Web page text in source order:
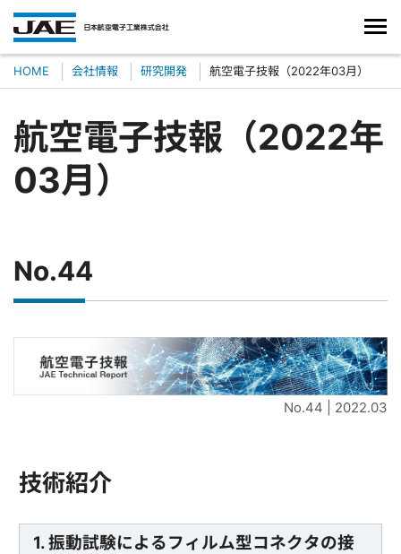
HOME 会社情報 研究開発 航空電子技報（2022年03月）
航空電子技報（2022年
03月）
No.44
No.44 | 2022.03
技術紹介
1. 振動試験によるフィルム型コネクタの接